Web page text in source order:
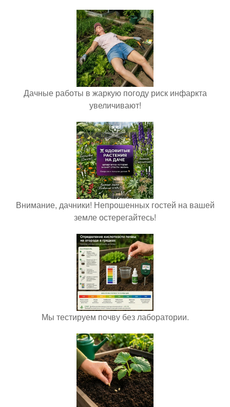
Дачные работы в жаркую погоду риск инфаркта
увеличивают!
Внимание, дачники! Непрошенных гостей на вашей
земле остерегайтесь!
Мы тестируем почву без лаборатории.